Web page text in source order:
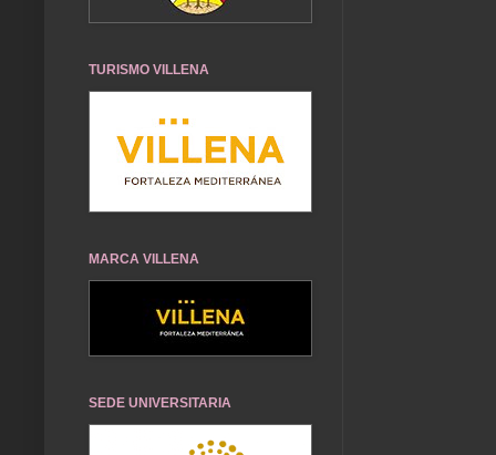
TURISMO VILLENA
MARCA VILLENA
SEDE UNIVERSITARIA